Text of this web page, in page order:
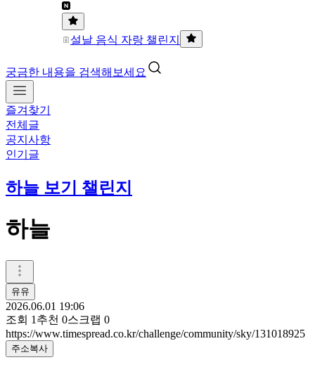
설날 음식 자랑 챌린지
궁금한 내용을 검색해보세요
즐겨찾기
전체글
공지사항
인기글
하늘 보기 챌린지
하늘
유유
2026.06.01 19:06
조회 1 추천 0스크랩 0
https://www.timespread.co.kr/challenge/community/sky/131018925
주소복사